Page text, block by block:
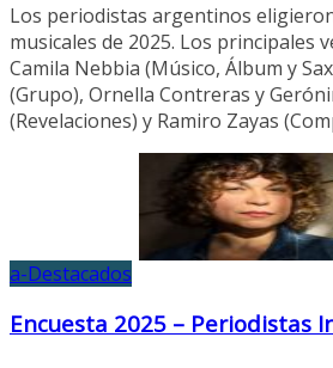
Los periodistas argentinos
musicales de 2025. Los principales
Camila Nebbia (Músico, Álbum y
(Grupo), Ornella Contreras y
(Revelaciones) y Ramiro Zayas
a-Destacados
Encuesta 2025 – Periodistas